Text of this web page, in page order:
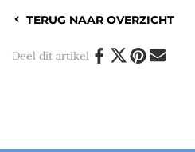
TERUG NAAR OVERZICHT
Deel dit artikel